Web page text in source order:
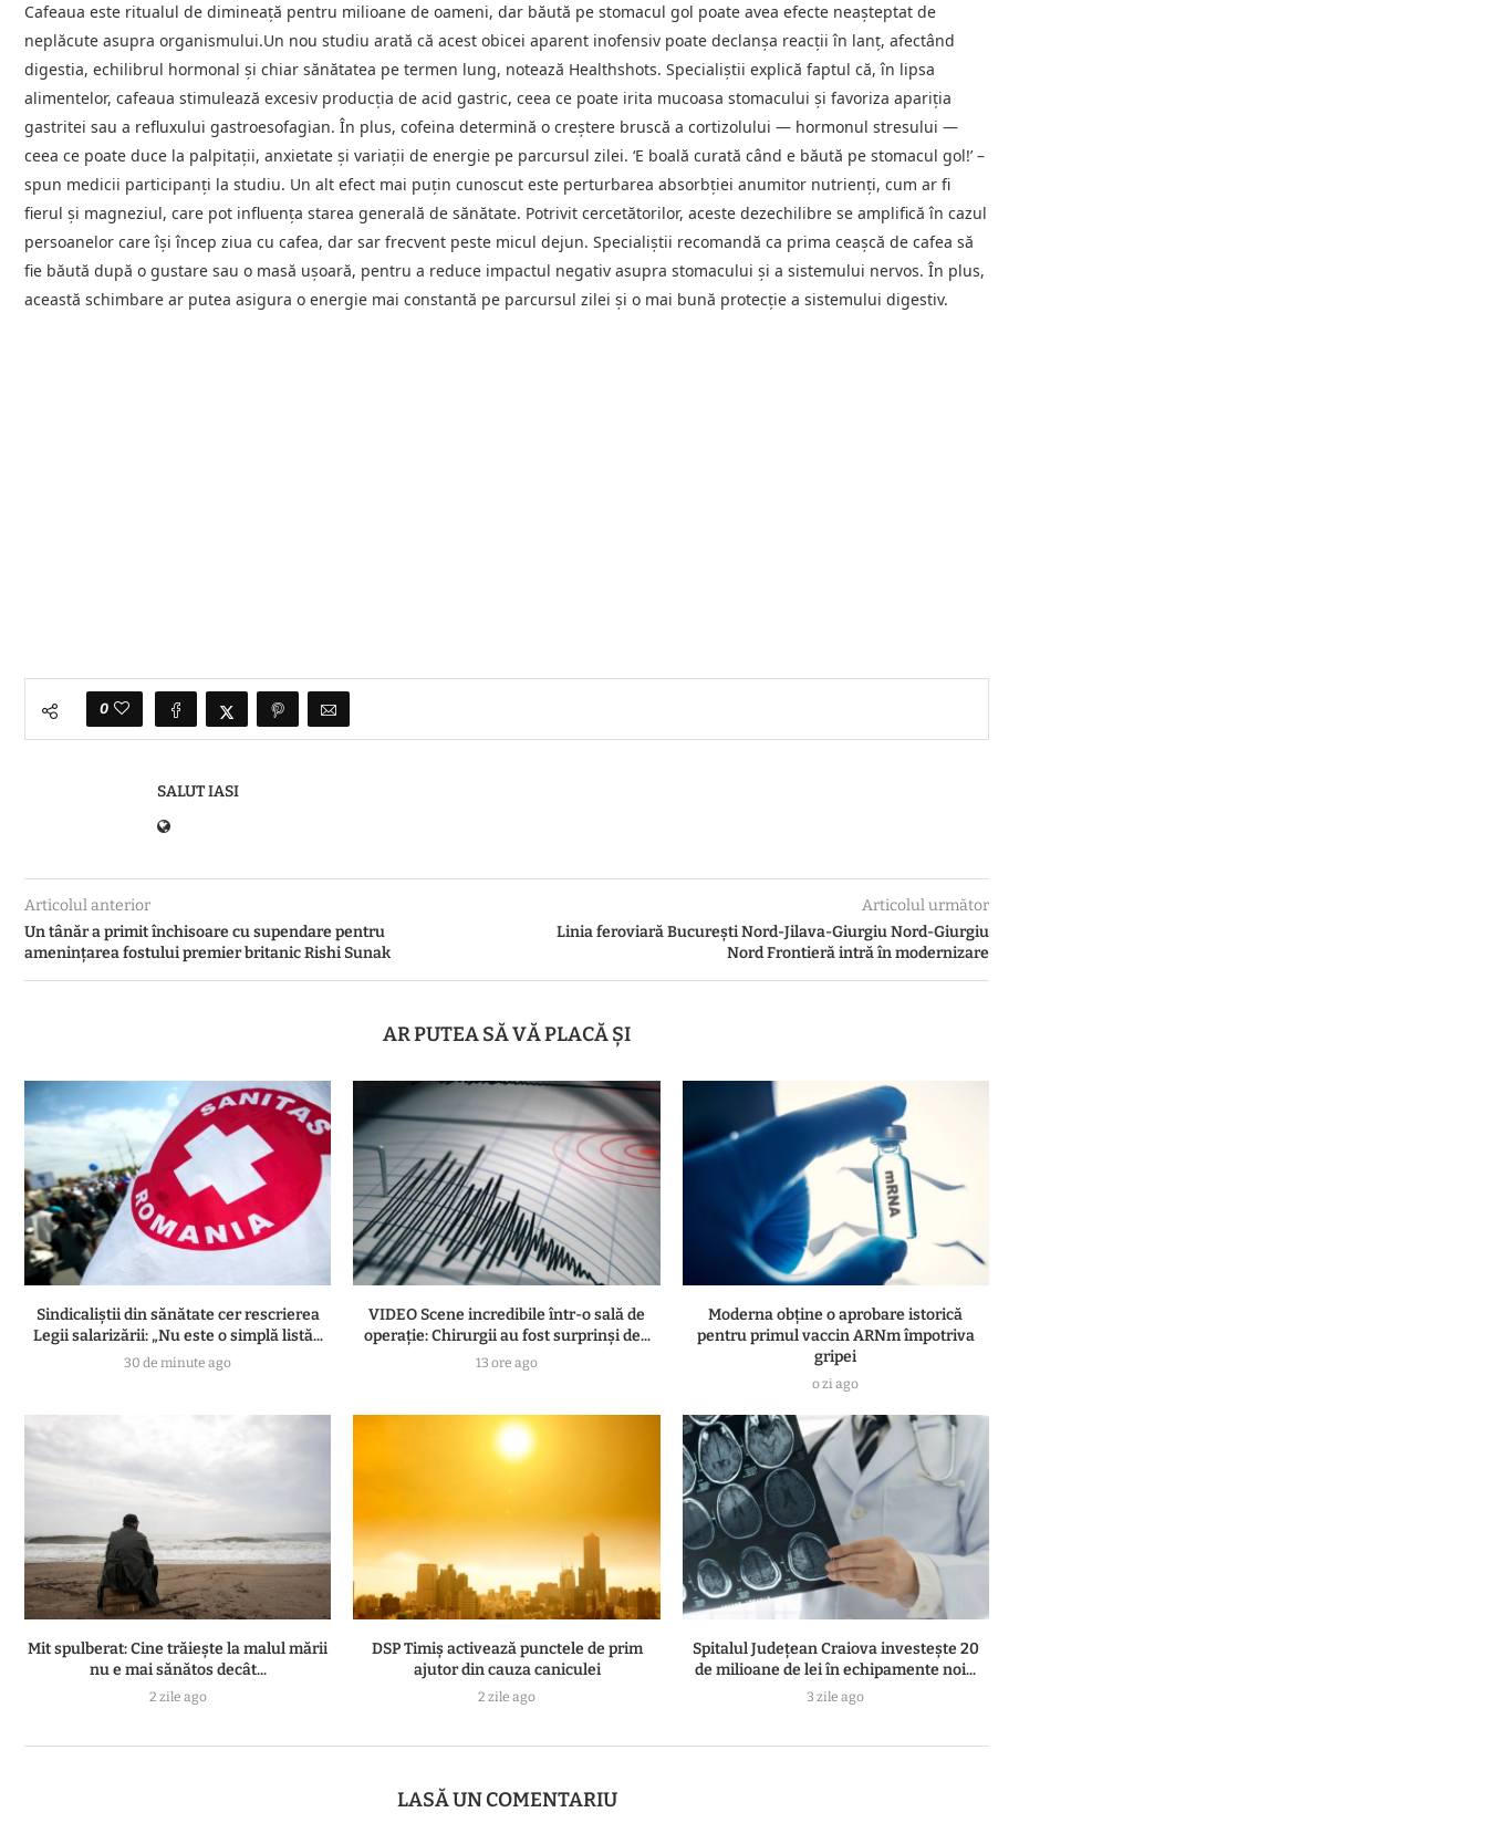
Cafeaua este ritualul de dimineață pentru milioane de oameni, dar băută pe stomacul gol poate avea efecte neașteptat de
neplăcute asupra organismului.Un nou studiu arată că acest obicei aparent inofensiv poate declanșa reacții în lanț, afectând
digestia, echilibrul hormonal și chiar sănătatea pe termen lung, notează Healthshots. Specialiștii explică faptul că, în lipsa
alimentelor, cafeaua stimulează excesiv producția de acid gastric, ceea ce poate irita mucoasa stomacului și favoriza apariția
gastritei sau a refluxului gastroesofagian. În plus, cofeina determină o creștere bruscă a cortizolului — hormonul stresului —
ceea ce poate duce la palpitații, anxietate și variații de energie pe parcursul zilei. ‘E boală curată când e băută pe stomacul gol!’ –
spun medicii participanți la studiu. Un alt efect mai puțin cunoscut este perturbarea absorbției anumitor nutrienți, cum ar fi
fierul și magneziul, care pot influența starea generală de sănătate. Potrivit cercetătorilor, aceste dezechilibre se amplifică în cazul
persoanelor care își încep ziua cu cafea, dar sar frecvent peste micul dejun. Specialiștii recomandă ca prima ceașcă de cafea să
fie băută după o gustare sau o masă ușoară, pentru a reduce impactul negativ asupra stomacului și a sistemului nervos. În plus,
această schimbare ar putea asigura o energie mai constantă pe parcursul zilei și o mai bună protecție a sistemului digestiv.
0
SALUT IASI
Articolul anterior
Un tânăr a primit închisoare cu supendare pentru
amenințarea fostului premier britanic Rishi Sunak
Articolul următor
Linia feroviară București Nord-Jilava-Giurgiu Nord-Giurgiu
Nord Frontieră intră în modernizare
AR PUTEA SĂ VĂ PLACĂ ȘI
Sindicaliștii din sănătate cer rescrierea
Legii salarizării: „Nu este o simplă listă...
30 de minute ago
VIDEO Scene incredibile într-o sală de
operație: Chirurgii au fost surprinși de...
13 ore ago
Moderna obține o aprobare istorică
pentru primul vaccin ARNm împotriva
gripei
o zi ago
Mit spulberat: Cine trăiește la malul mării
nu e mai sănătos decât...
2 zile ago
DSP Timiș activează punctele de prim
ajutor din cauza caniculei
2 zile ago
Spitalul Județean Craiova investește 20
de milioane de lei în echipamente noi...
3 zile ago
LASĂ UN COMENTARIU